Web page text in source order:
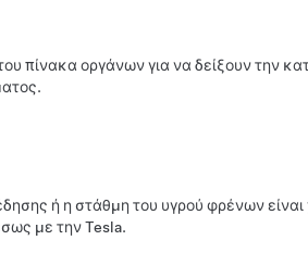
πίνακα οργάνων για να δείξουν την
ή η στάθμη του υγρού φρένων
με την Tesla.